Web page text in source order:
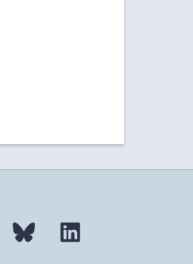
Mobilizon Bluesky